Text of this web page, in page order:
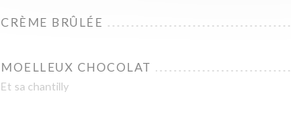
CRÈME BRÛLÉE
MOELLEUX CHOCOLAT
Et sa chantilly